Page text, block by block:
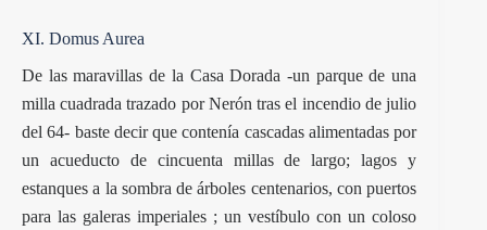
XI. Domus Aurea
De las maravillas de la Casa Dorada -un parque de una
milla cuadrada trazado por Nerón tras el incendio de julio
del 64- baste decir que contenía cascadas alimentadas por
un acueducto de cincuenta millas de largo; lagos y
estanques a la sombra de árboles centenarios, con puertos
para las galeras imperiales ; un vestíbulo con un coloso